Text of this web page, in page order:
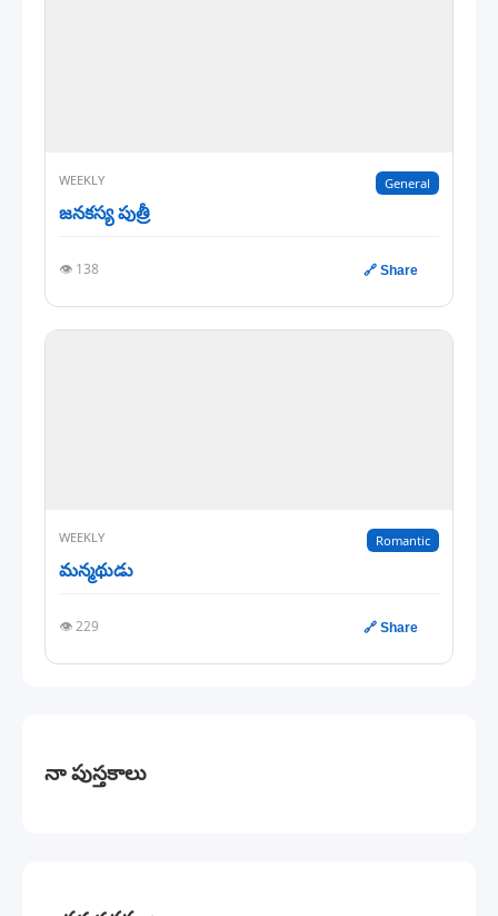
WEEKLY General
జనకస్య పుత్రీ
👁️ 138 🔗 Share
WEEKLY Romantic
మన్మథుడు
👁️ 229 🔗 Share
నా పుస్తకాలు